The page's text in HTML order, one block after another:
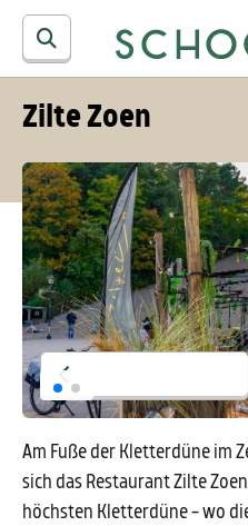
Zilte Zoen
Am Fuße der Kletterdüne im
sich das Restaurant Zilte
höchsten Kletterdüne - wo